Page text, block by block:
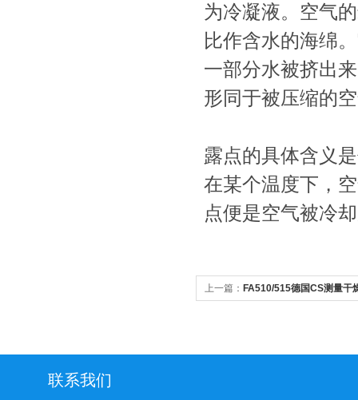
为冷凝液。空气
比作含水的海绵
一部分水被挤出
形同于被压缩的
露点的具体含义
在某个温度下，
点便是空气被冷
上一篇： FA510/515德国CS测量干
联系我们